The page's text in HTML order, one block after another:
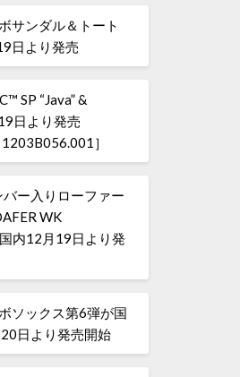
サンダル＆トート
日より発売
SP “Java” &
日より発売
］
ー入りローファー
WK
内12月19日より発
ソックス第6弾が国
日より発売開始